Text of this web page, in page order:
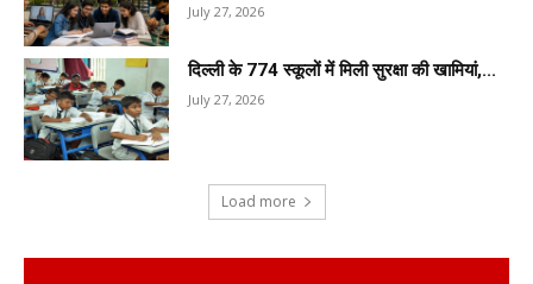
July 27, 2026
दिल्ली के 774 स्कूलों में मिली सुरक्षा की खामियां,...
July 27, 2026
Load more